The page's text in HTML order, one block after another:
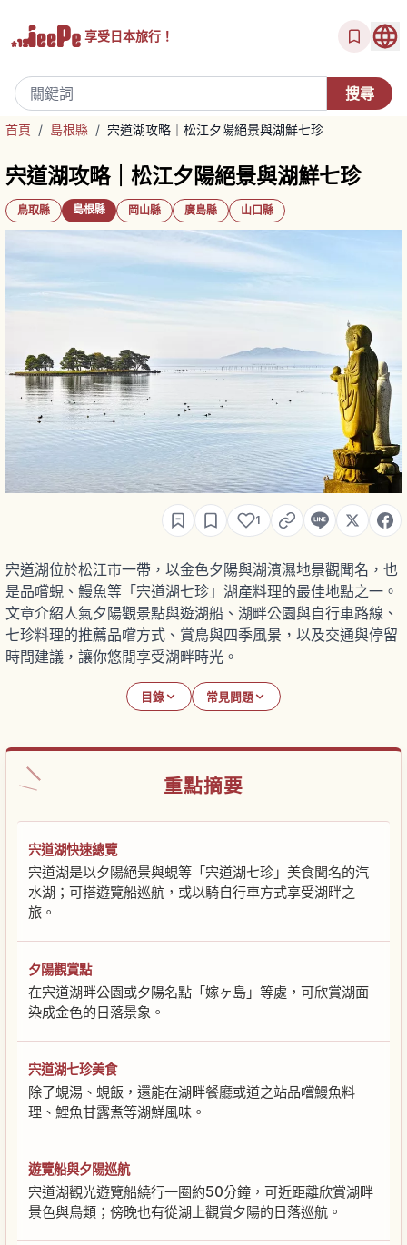
享受日本旅行！
首頁 / 島根縣 / 宍道湖攻略｜松江夕陽絕景與湖鮮七珍
宍道湖攻略｜松江夕陽絕景與湖鮮七珍
鳥取縣 島根縣 岡山縣 廣島縣 山口縣
1
宍道湖位於松江市一帶，以金色夕陽與湖濱濕地景觀聞名，也
是品嚐蜆、鰻魚等「宍道湖七珍」湖產料理的最佳地點之一。
文章介紹人氣夕陽觀景點與遊湖船、湖畔公園與自行車路線、
七珍料理的推薦品嚐方式、賞鳥與四季風景，以及交通與停留
時間建議，讓你悠閒享受湖畔時光。
目錄 常見問題
重點摘要
宍道湖快速總覽
宍道湖是以夕陽絕景與蜆等「宍道湖七珍」美食聞名的汽
水湖；可搭遊覽船巡航，或以騎自行車方式享受湖畔之
旅。
夕陽觀賞點
在宍道湖畔公園或夕陽名點「嫁ヶ島」等處，可欣賞湖面
染成金色的日落景象。
宍道湖七珍美食
除了蜆湯、蜆飯，還能在湖畔餐廳或道之站品嚐鰻魚料
理、鯉魚甘露煮等湖鮮風味。
遊覽船與夕陽巡航
宍道湖觀光遊覽船繞行一圈約50分鐘，可近距離欣賞湖畔
景色與鳥類；傍晚也有從湖上觀賞夕陽的日落巡航。